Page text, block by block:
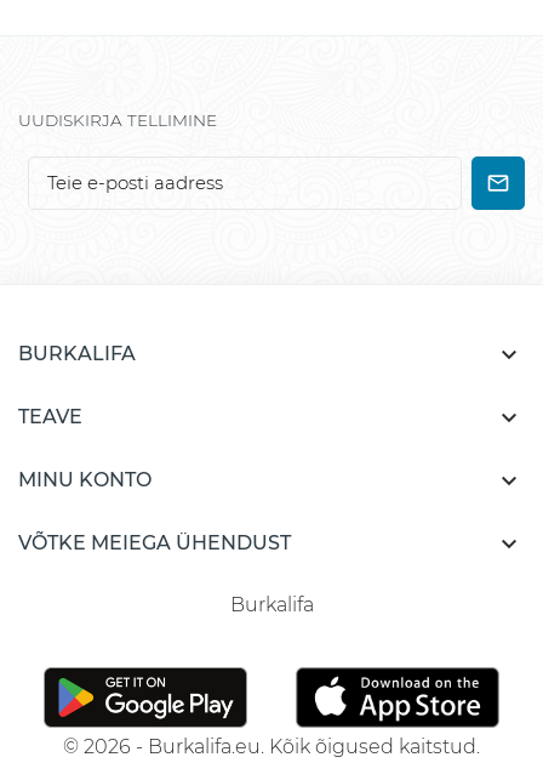
UUDISKIRJA TELLIMINE
BURKALIFA 
TEAVE 
MINU KONTO 
VÕTKE MEIEGA ÜHENDUST 
Burkalifa
© 2026 - Burkalifa.eu. Kõik õigused kaitstud.